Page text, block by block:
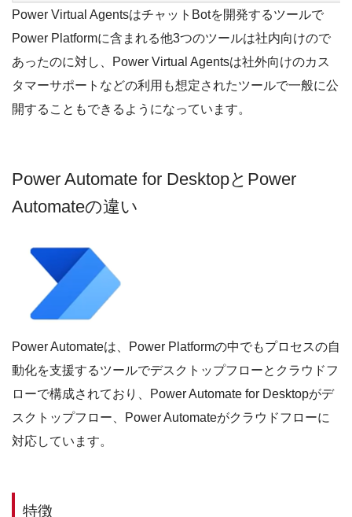
Power Virtual AgentsはチャットBotを開発するツールで
Power Platformに含まれる他3つのツールは社内向けので
あったのに対し、Power Virtual Agentsは社外向けのカス
タマーサポートなどの利用も想定されたツールで一般に公
開することもできるようになっています。
Power Automate for DesktopとPower
Automateの違い
Power Automateは、Power Platformの中でもプロセスの自
動化を支援するツールでデスクトップフローとクラウドフ
ローで構成されており、Power Automate for Desktopがデ
スクトップフロー、Power Automateがクラウドフローに
対応しています。
特徴